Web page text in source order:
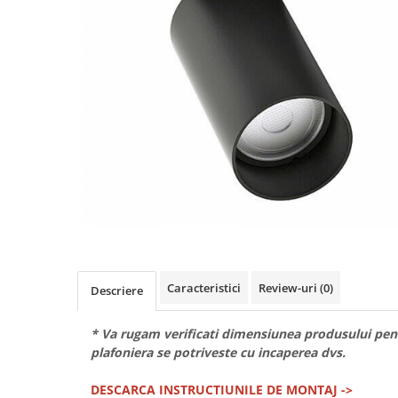
Descriere Caracteristici Review-uri (0)
* Va rugam verificati dimensiunea produsului
plafoniera se potriveste cu incaperea dvs.
DESCARCA INSTRUCTIUNILE DE MONTAJ ->